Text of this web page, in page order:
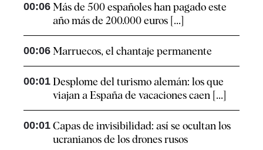
00:06 Más de 500 españoles han pagado este
año más de 200.000 euros [...]
00:06 Marruecos, el chantaje permanente
00:01 Desplome del turismo alemán: los que
viajan a España de vacaciones caen [...]
00:01 Capas de invisibilidad: así se ocultan los
ucranianos de los drones rusos